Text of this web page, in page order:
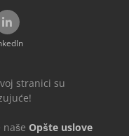
stranici su
Opšte uslove